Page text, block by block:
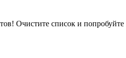
Очистите список и попробуйте